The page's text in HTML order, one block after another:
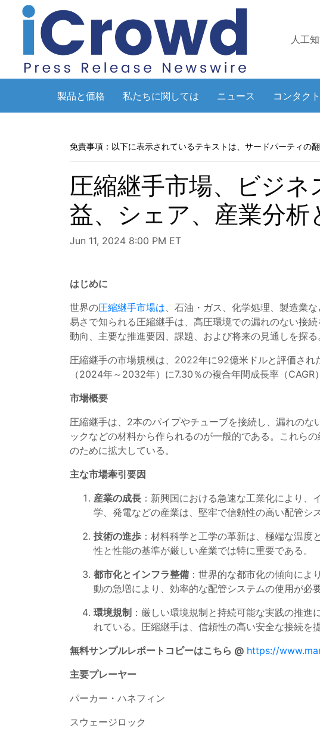
人工
製品と価格 私たちに関しては ニュース コンタク
免責事項：以下に表示されているテキストは、サードパーティの
圧縮継手市場、ビジ
益、シェア、産業分析
Jun 11, 2024 8:00 PM ET
はじめに
世界の圧縮継手市場は、石油・ガス、化学処理、製造業
易さで知られる圧縮継手は、高圧環境での漏れのない接
動向、主要な推進要因、課題、および将来の見通しを探る
圧縮継手の市場規模は、2022年に92億米ドルと評価さ
（2024年～2032年）に7.30％の複合年間成長率（CAGR
市場概要
圧縮継手は、2本のパイプやチューブを接続し、漏れの
ックなどの材料から作られるのが一般的である。これら
のために拡大している。
主な市場牽引要因
産業の成長 ：新興国における急速な工業化により
学、発電などの産業は、堅牢で信頼性の高い配管シ
技術の進歩 ：材料科学と工学の革新は、極端な温
性と性能の基準が厳しい産業では特に重要である。
都市化とインフラ整備 ：世界的な都市化の傾向に
動の急増により、効率的な配管システムの使用が必
環境規制 ：厳しい環境規制と持続可能な実践の推
れている。圧縮継手は、信頼性の高い安全な接続を
無料サンプルレポートコピーはこちら @ https://
主要プレーヤー
パーカー・ハネフィン
スウェージロック